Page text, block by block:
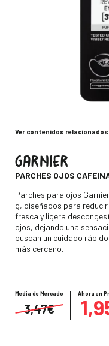
Ver contenidos relacionados
GARNIER
PARCHES OJOS
Descripción
Parches para ojos
g, diseñados para
fresca y ligera
ojos, dejando una
buscan un cuidado
más cercano.
Precio
Media de Mercado
3,47€
Ahora en